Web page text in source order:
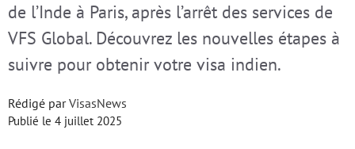
de l’Inde à Paris, après l’arrêt des services de
VFS Global. Découvrez les nouvelles étapes à
suivre pour obtenir votre visa indien.
Rédigé parVisasNews
Publié le 4 juillet 2025